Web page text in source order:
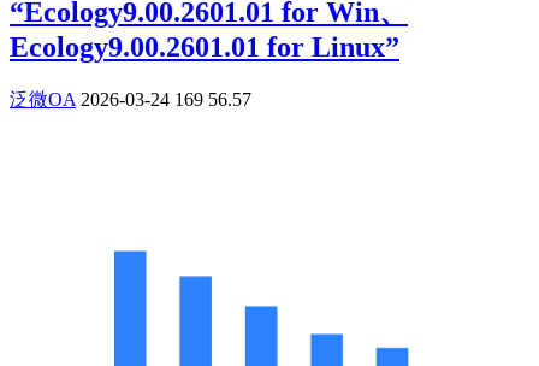
“Ecology9.00.2601.01 for Win、
Ecology9.00.2601.01 for Linux”
泛微OA 2026-03-24 169 56.57